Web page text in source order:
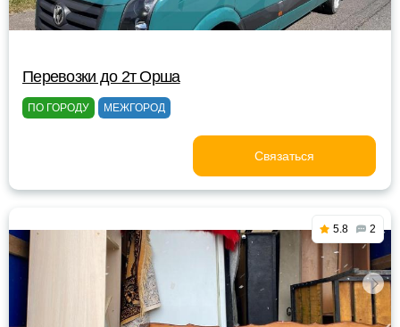
Перевозки до 2т Орша
ПО ГОРОДУ МЕЖГОРОД
Связаться
5.8 2